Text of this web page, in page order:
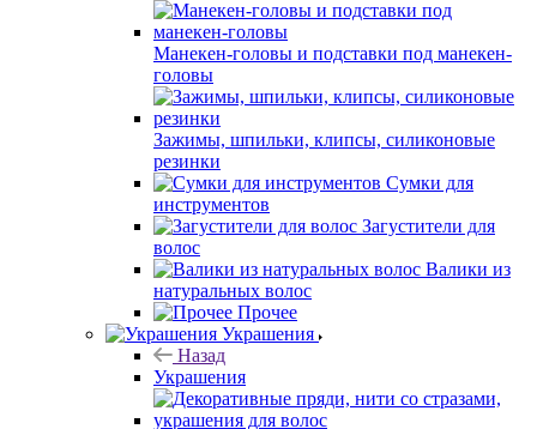
Манекен-головы и подставки под манекен-
головы
Зажимы, шпильки, клипсы, силиконовые
резинки
Сумки для
инструментов
Загустители для
волос
Валики из
натуральных волос
Прочее
Украшения
Назад
Украшения